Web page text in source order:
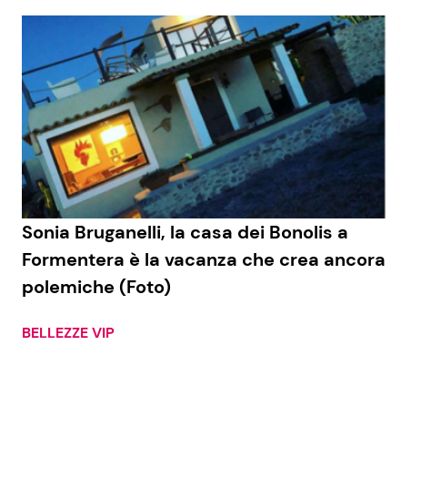
Sonia Bruganelli, la casa dei Bonolis a
Formentera è la vacanza che crea ancora
polemiche (Foto)
BELLEZZE VIP